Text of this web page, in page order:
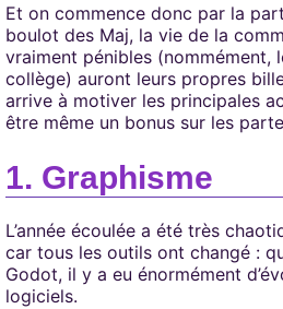
Et on commence donc par la
boulot des Maj, la vie de la
vraiment pénibles (nommément,
collège) auront leurs propres
arrive à motiver les principales
être même un bonus sur les
Graphisme
L’année écoulée a été très
car tous les outils ont changé :
Godot, il y a eu énormément
logiciels.